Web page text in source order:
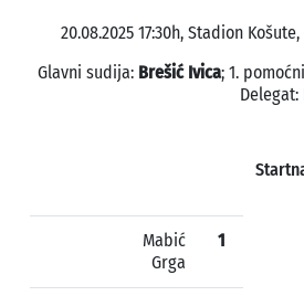
20.08.2025 17:30h, Stadion
Glavni sudija: Brešić Ivica; 1.
Delegat:
Mabić
Grga
1